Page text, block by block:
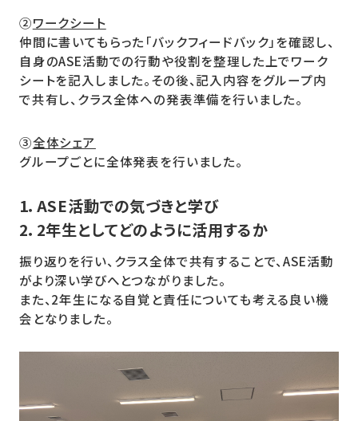
②ワークシート
仲間に書いてもらった「バックフィードバック」を確認し、
自身のASE活動での行動や役割を整理した上でワーク
シートを記入しました。その後、記入内容をグループ内
で共有し、クラス全体への発表準備を行いました。
③全体シェア
グループごとに全体発表を行いました。
1．ASE活動での気づきと学び
2．2年生としてどのように活用するか
振り返りを行い、クラス全体で共有することで、ASE活動
がより深い学びへとつながりました。
また、2年生になる自覚と責任についても考える良い機
会となりました。